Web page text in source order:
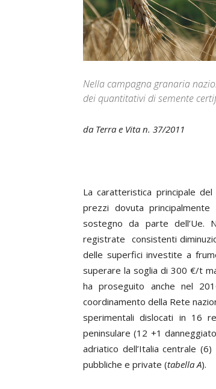
Nella campagna granaria
dei quantitativi di semente
da Terra e Vita n. 37/2011
La caratteristica principale
prezzi dovuta principalmente
sostegno da parte dell’Ue.
registrate consistenti
delle superfici investite a
superare la soglia di 300 €/t
ha proseguito anche nel
coordinamento della Rete
sperimentali dislocati in 16
peninsulare (12 +1
adriatico dell’Italia centrale
pubbliche e private (tabellaA).